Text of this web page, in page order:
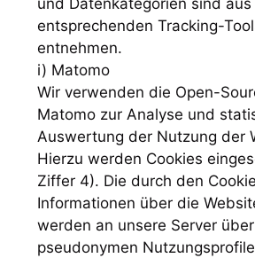
und Datenkategorien sind aus
entsprechenden Tracking-
entnehmen.
i) Matomo
Wir verwenden die Open-
Matomo zur Analyse und
Auswertung der Nutzung der
Hierzu werden Cookies
Ziffer 4). Die durch den
Informationen über die
werden an unsere Server
pseudonymen